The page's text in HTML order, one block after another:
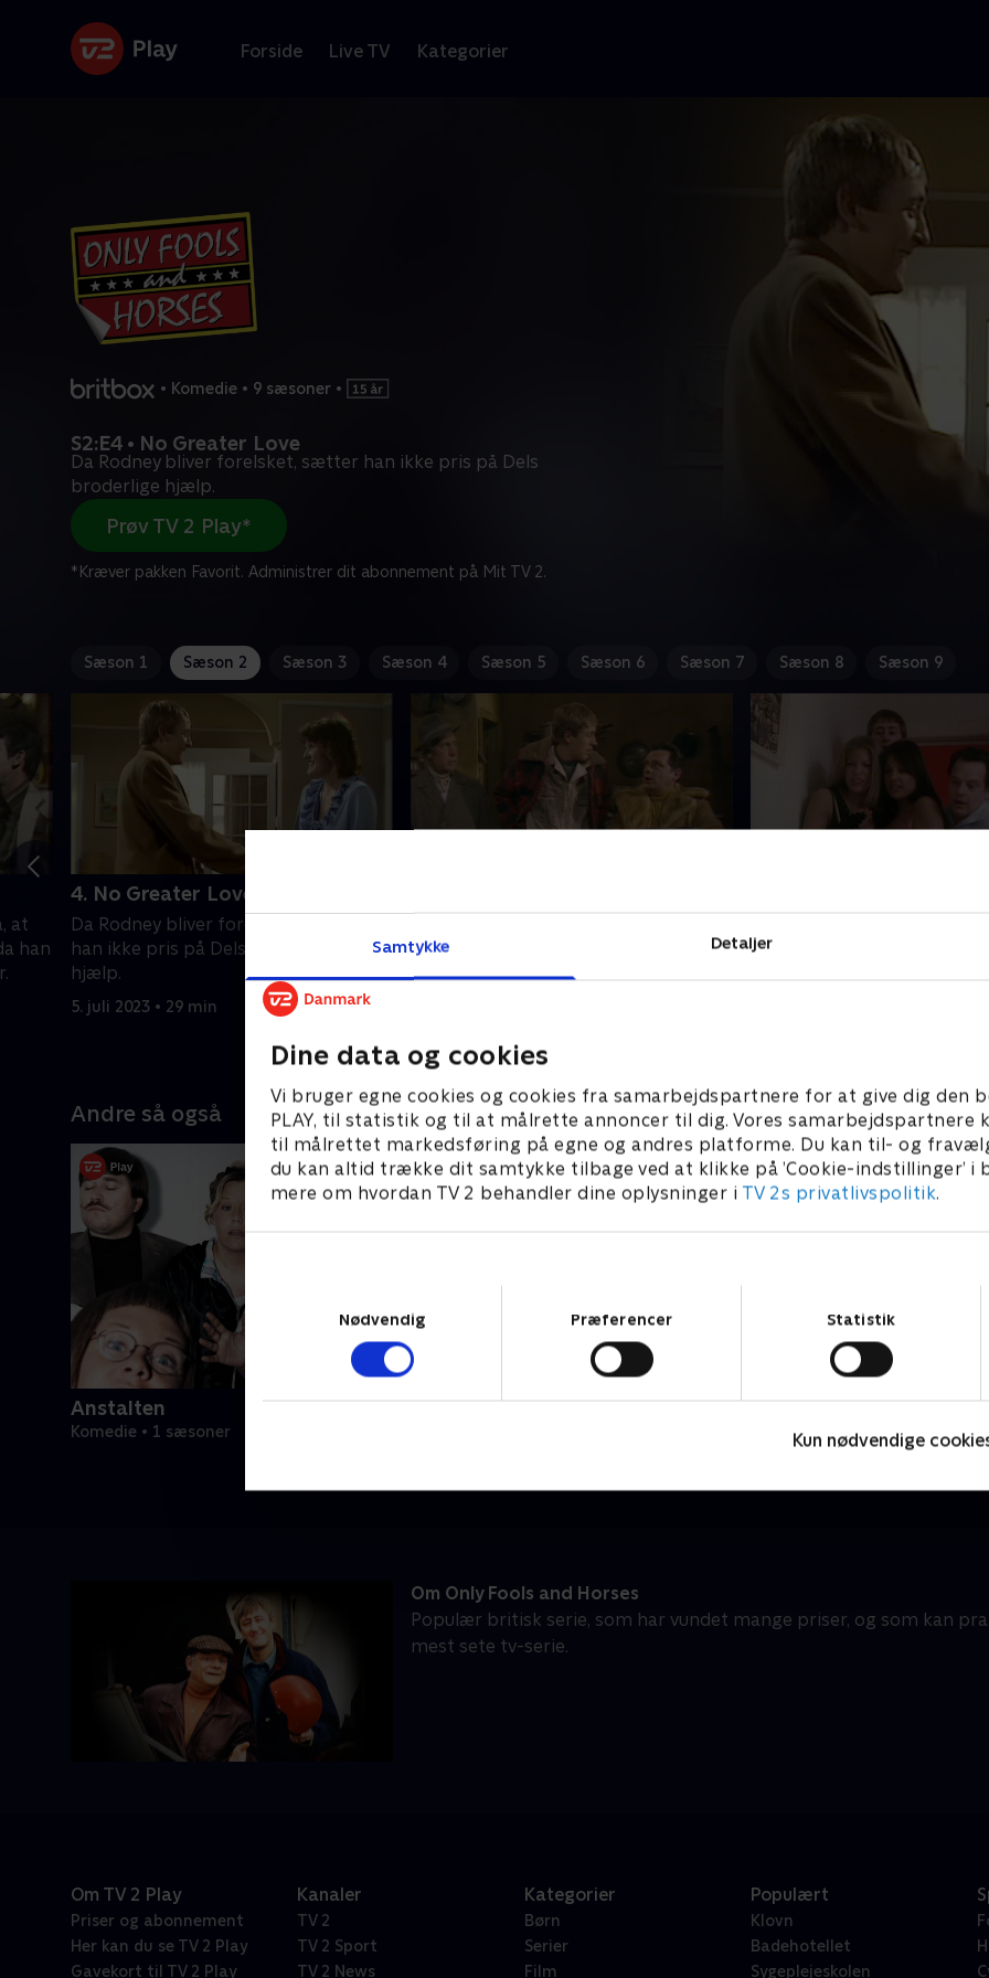
Samtykke Detaljer
Dine data og cookies
Vi bruger egne cookies og cookies fra samarbejdspartnere for at give dig den
PLAY, til statistik og til at målrette annoncer til dig. Vores samarbejdspartnere
til målrettet markedsføring på egne og andres platforme. Du kan til- og
du kan altid trække dit samtykke tilbage ved at klikke på ’Cookie-indstillinger’ i
mere om hvordan TV 2 behandler dine oplysninger i TV 2s privatlivspolitik.
Nødvendig
Præferencer Statistik
Kun nødvendige
Forside Live TV Kategorier
• Komedie • 9 sæsoner •
S2:E4 • No Greater Love
Da Rodney bliver forelsket, sætter han ikke pris på Dels
broderlige hjælp.
Prøv TV 2 Play*
*Kræver pakken Favorit. Administrer dit abonnement på Mit TV 2.
Sæson 1 Sæson 2 Sæson 3 Sæson 4 Sæson 5 Sæson 6 Sæson 7 Sæson 8 Sæson 9
at
han
4. No Greater Love
Da Rodney bliver forelsket, sætter
han ikke pris på Dels broderlige
hjælp.
5. juli 2023 • 29 min
cocktails. Det må være Trotter-
brødrene! Del kan ikke modstå
tage bedstefar med på ferie
Andre så også
Anstalten
Komedie • 1 sæsoner
Hvor fanden er Herning?
Om Only Fools and Horses
Populær britisk serie, som har vundet mange priser, og som kan
mest sete tv-serie.
Om TV 2 Play
Priser og abonnement
Her kan du se TV 2 Play
Gavekort til TV 2 Play
Kanaler
TV 2
TV 2 Sport
TV 2 News
Kategorier
Børn
Serier
Film
Populært
Klovn
Badehotellet
Sygeplejeskolen